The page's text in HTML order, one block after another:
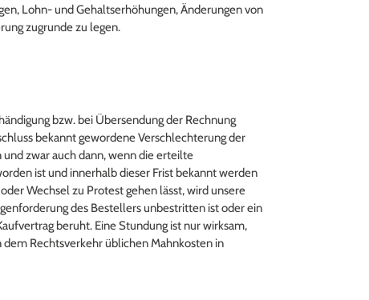
Lohn- und Gehaltserhöhungen, Änderungen von
zugrunde zu legen.
bzw. bei Übersendung der Rechnung
bekannt gewordene Verschlechterung der
zwar auch dann, wenn die erteilte
ist und innerhalb dieser Frist bekannt werden
Wechsel zu Protest gehen lässt, wird unsere
des Bestellers unbestritten ist oder ein
beruht. Eine Stundung ist nur wirksam,
Rechtsverkehr üblichen Mahnkosten in